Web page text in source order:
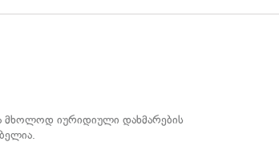
მხოლოდ იურიდიული დახმარების